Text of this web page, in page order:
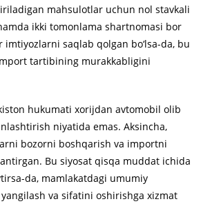
mahsulotlar uchun nol stavkali
ikki tomonlama shartnomasi bor
saqlab qolgan bo‘lsa-da, bu
tartibining murakkabligini
hukumati xorijdan avtomobil olib
niyatida emas. Aksincha,
bozorni boshqarish va importni
Bu siyosat qisqa muddat ichida
da, mamlakatdagi umumiy
va sifatini oshirishga xizmat